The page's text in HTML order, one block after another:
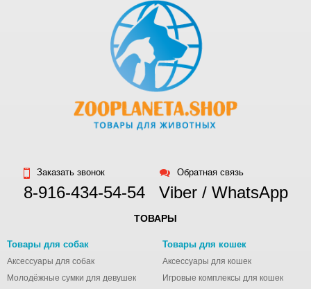
Заказать звонок
8-916-434-54-54
Обратная связь
Viber / WhatsApp
ТОВАРЫ
Товары для собак
Аксессуары для собак
Молодёжные сумки для девушек
Товары для кошек
Аксессуары для кошек
Игровые комплексы для кошек